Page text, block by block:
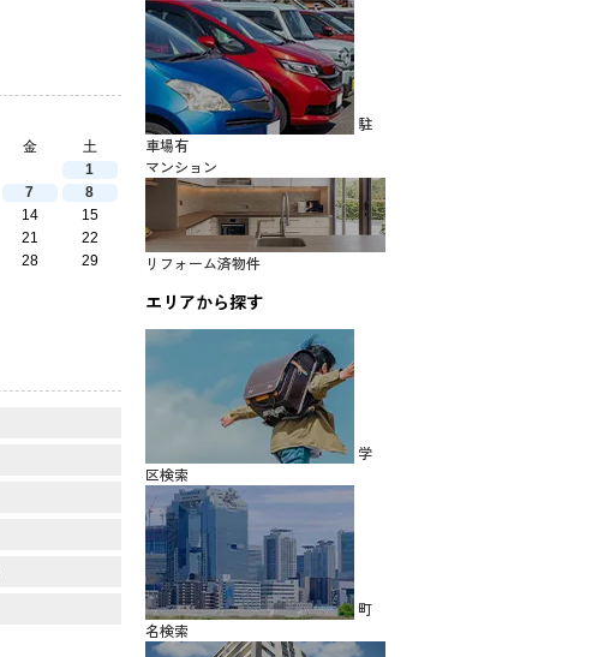
金
土
1
7
8
14
15
21
22
28
29
駐
車場有
マンション
リフォーム済物件
エリアから探す
学
区検索
町
名検索